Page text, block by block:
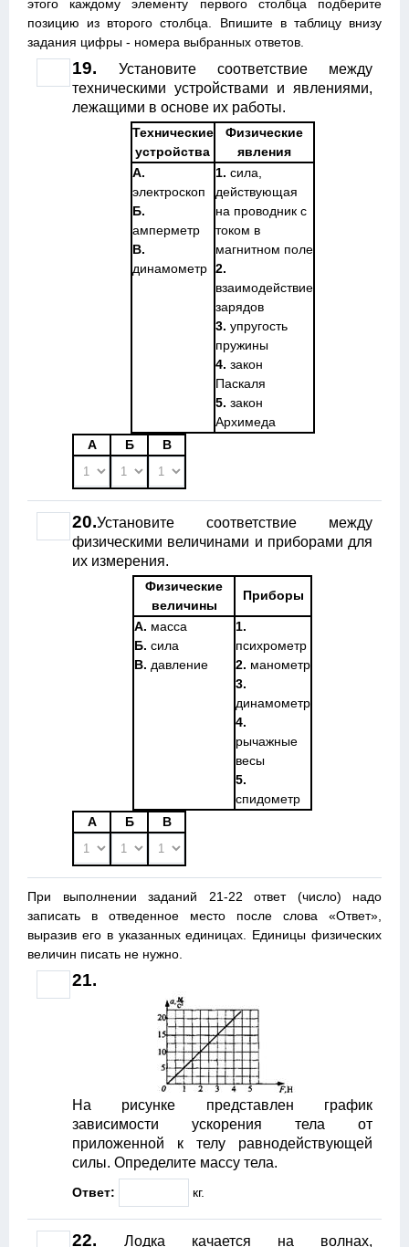
этого каждому элементу первого столбца подберите
позицию из второго столбца. Впишите в таблицу внизу
задания цифры - номера выбранных ответов.
19.
Установите соответствие между
техническими устройствами и явлениями,
лежащими в основе их работы.
Технические
устройства
Физические
явления
А.
электроскоп
Б.
амперметр
В.
динамометр
1. сила,
действующая
на проводник с
током в
магнитном поле
2.
взаимодействие
зарядов
3. упругость
пружины
4. закон
Паскаля
5. закон
Архимеда
А
Б В
20.Установите соответствие между
физическими величинами и приборами для
их измерения.
Физические
величины
Приборы
А. масса
Б. сила
В. давление
1.
психрометр
2. манометр
3.
динамометр
4.
рычажные
весы
5.
спидометр
А
Б В
При выполнении заданий 21-22 ответ (число) надо
записать в отведенное место после слова «Ответ»,
выразив его в указанных единицах. Единицы физических
величин писать не нужно.
21.
На рисунке представлен график
зависимости ускорения тела от
приложенной к телу равнодействующей
силы. Определите массу тела.
Ответ: кг.
22.
Лодка качается на волнах,